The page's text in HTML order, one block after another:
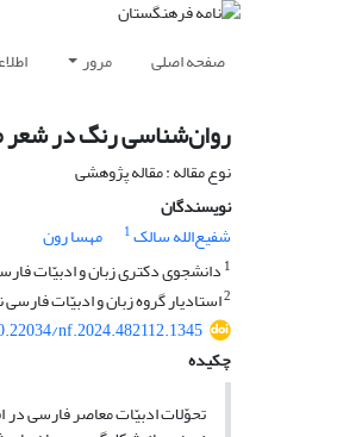
صفحه اصلی مرور
روان‌شناسی رنگ در شعر
نوع مقاله : مقاله پژوهشی
نویسندگان
شفیع‌الله سالک1 مهسا رون
1 دانشجوی دکتری زبان و ادبیّات
2استادیار گروه زبان و ادبیّات
nf.2024.482112.1345
چکیده
تحوّلات ادبیّات معاصر فارسی